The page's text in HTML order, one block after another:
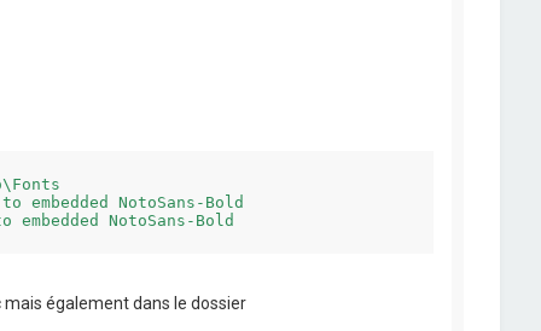
embedded NotoSans-Bold
également dans le dossier